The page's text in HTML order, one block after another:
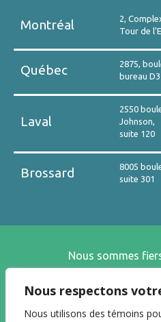
Nous respectons
Nous utilisons des témoins
Montréal
2,
Tour de
Québec
2875,
bureau
Laval
2550
Johnson,
suite 120
Brossard
8005
suite 301
Nous sommes